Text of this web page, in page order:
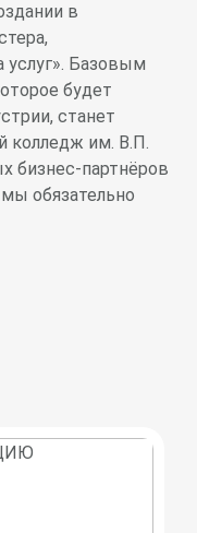
в
услуг». Базовым
будет
станет
колледж им. В.П.
бизнес-партнёров
обязательно